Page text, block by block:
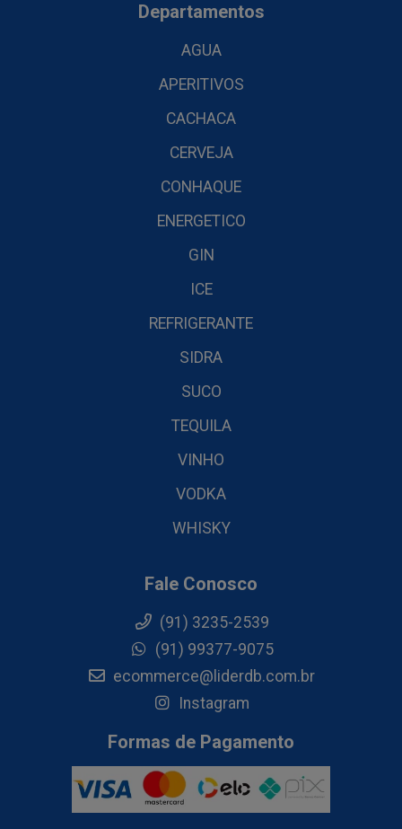
Departamentos
AGUA
APERITIVOS
CACHACA
CERVEJA
CONHAQUE
ENERGETICO
GIN
ICE
REFRIGERANTE
SIDRA
SUCO
TEQUILA
VINHO
VODKA
WHISKY
Fale Conosco
(91) 3235-2539
(91) 99377-9075
ecommerce@liderdb.com.br
Instagram
Formas de Pagamento